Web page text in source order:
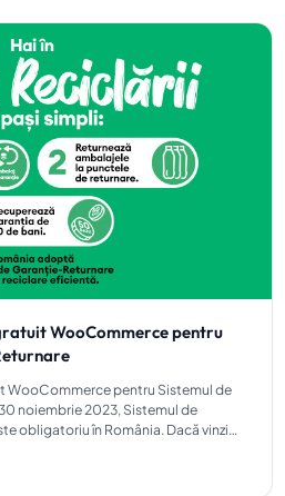
WooCommerce pentru
WooCommerce pentru Sistemul de
noiembrie 2023, Sistemul de
obligatoriu în România. Dacă vinzi